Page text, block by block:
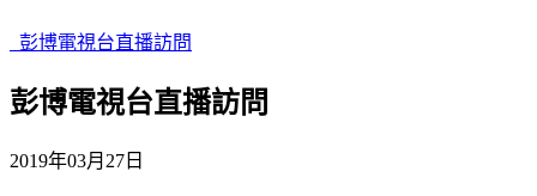
彭博電視台直播訪問
彭博電視台直播訪問
2019年03月27日